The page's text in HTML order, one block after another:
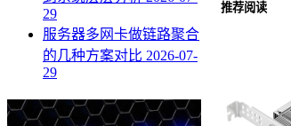
29
服务器多网卡做链路聚合
的几种方案对比 2026-07-
29
推荐阅读